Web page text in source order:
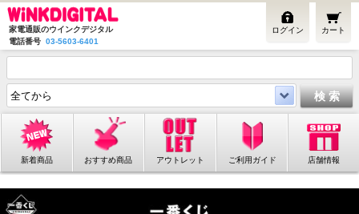
家電通販のウインクデジタル
電話番号 03-5603-6401
カート
ログイン
新着商品 おすすめ商品 アウトレット ご利用ガイド 店舗情報